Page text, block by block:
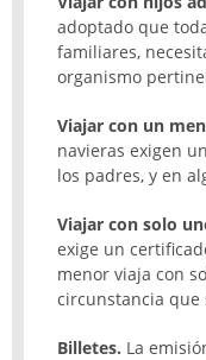
adoptado que
familiares,
organismo
Viajar con un
navieras exigen
los padres, y en
Viajar con solo
exige un
menor viaja con
circunstancia que
Billetes. La